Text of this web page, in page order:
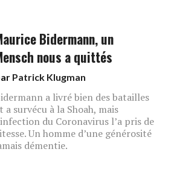
Bidermann, un
nous a quittés
Patrick Klugman
a livré bien des batailles
a survécu à la Shoah, mais
du Coronavirus l’a pris de
Un homme d’une générosité
démentie.